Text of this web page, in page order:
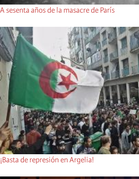
A sesenta años de la masacre de París
¡Basta de represión en Argelia!